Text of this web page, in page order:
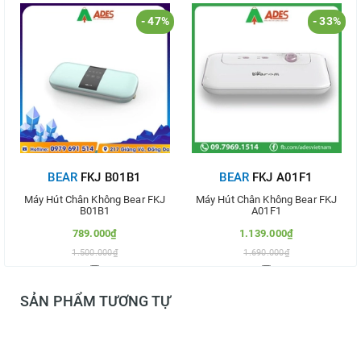
- 47%
BEAR FKJ B01B1
Máy Hút Chân Không Bear FKJ
B01B1
789.000₫
1.500.000₫
Thêm vào so sánh
- 33%
BEAR FKJ A01F1
Máy Hút Chân Không Bear FKJ
A01F1
1.139.000₫
1.690.000₫
SẢN PHẨM TƯƠNG TỰ